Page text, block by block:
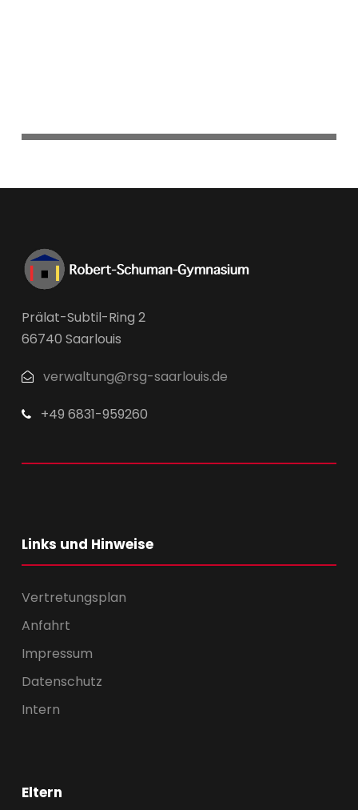
Prälat-Subtil-Ring 2
66740 Saarlouis
verwaltung@rsg-saarlouis.de
+49 6831-959260
Links und Hinweise
Vertretungsplan
Anfahrt
Impressum
Datenschutz
Intern
Eltern